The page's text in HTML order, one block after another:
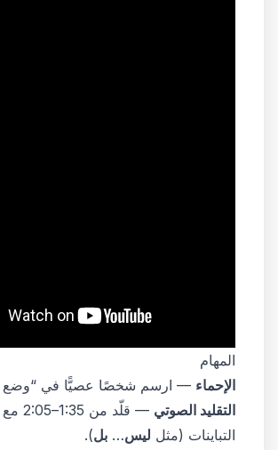
المهام
الإحماء — ارسم شخصًا عصيًّا في “وضع
التقليد الصوتي
— قلّد من
التباينات (مثل ليس… بل).